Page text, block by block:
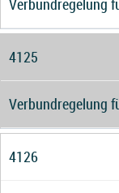
Verbundregelung
4125
Verbundregelung
4126